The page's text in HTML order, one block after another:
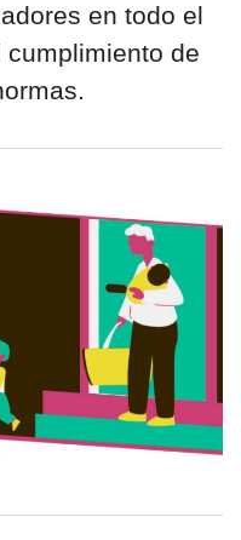
en todo el
de